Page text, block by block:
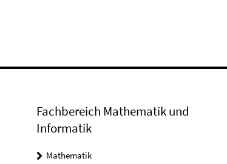
Fachbereich Mathematik und
Informatik
Mathematik